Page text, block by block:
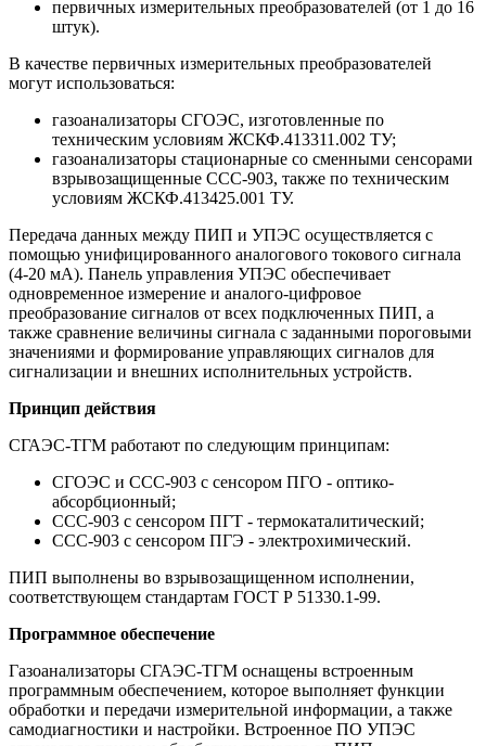
первичных измерительных преобразователей (от 1 до 16
штук).
В качестве первичных измерительных преобразователей
могут использоваться:
газоанализаторы СГОЭС, изготовленные по
техническим условиям ЖСКФ.413311.002 ТУ;
газоанализаторы стационарные со сменными сенсорами
взрывозащищенные ССС-903, также по техническим
условиям ЖСКФ.413425.001 ТУ.
Передача данных между ПИП и УПЭС осуществляется с
помощью унифицированного аналогового токового сигнала
(4-20 мА). Панель управления УПЭС обеспечивает
одновременное измерение и аналого-цифровое
преобразование сигналов от всех подключенных ПИП, а
также сравнение величины сигнала с заданными пороговыми
значениями и формирование управляющих сигналов для
сигнализации и внешних исполнительных устройств.
Принцип действия
СГАЭС-ТГМ работают по следующим принципам:
СГОЭС и ССС-903 с сенсором ПГО - оптико-
абсорбционный;
ССС-903 с сенсором ПГТ - термокаталитический;
ССС-903 с сенсором ПГЭ - электрохимический.
ПИП выполнены во взрывозащищенном исполнении,
соответствующем стандартам ГОСТ Р 51330.1-99.
Программное обеспечение
Газоанализаторы СГАЭС-ТГМ оснащены встроенным
программным обеспечением, которое выполняет функции
обработки и передачи измерительной информации, а также
самодиагностики и настройки. Встроенное ПО УПЭС